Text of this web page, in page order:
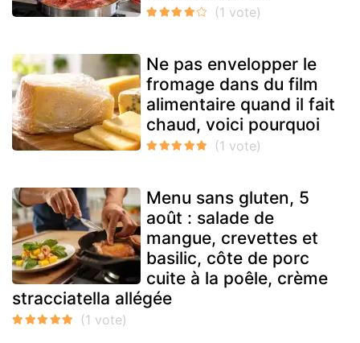
Ne pas envelopper le
fromage dans du film
alimentaire quand il fait
chaud, voici pourquoi
Menu sans gluten, 5
août : salade de
mangue, crevettes et
basilic, côte de porc
cuite à la poêle, crème
stracciatella allégée